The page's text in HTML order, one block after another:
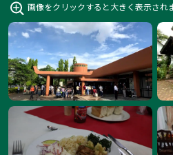
画像をクリックすると大きく表示され